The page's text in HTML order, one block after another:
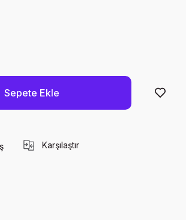
Sepete Ekle
Karşılaştır